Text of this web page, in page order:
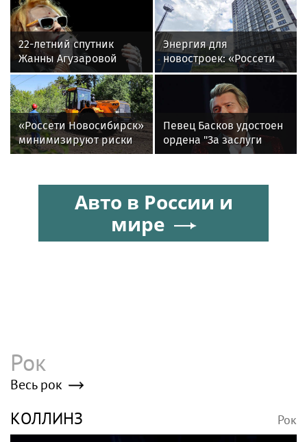
22-летний спутник
Жанны Агузаровой
опроверг роман с
певицей
Энергия для
новостроек: «Россети
Новосибирск»
обеспечили почти 12
МВт мощности для
новых жилых
кварталов
«Россети Новосибирск»
минимизируют риски
повреждений ЛЭП за
расчистки просек
Певец Басков удостоен
ордена "За заслуги
перед Отечеством" IV
Авто в России и
мире
Рок
Весь рок
КОЛЛИНЗ Рок